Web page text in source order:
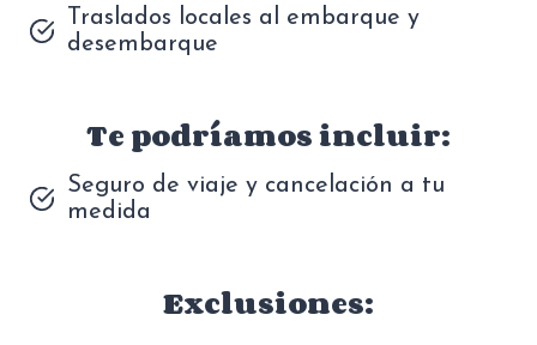
Traslados locales al embarque y
desembarque
Te podríamos incluir:
Seguro de viaje y cancelación a tu
medida
Exclusiones: